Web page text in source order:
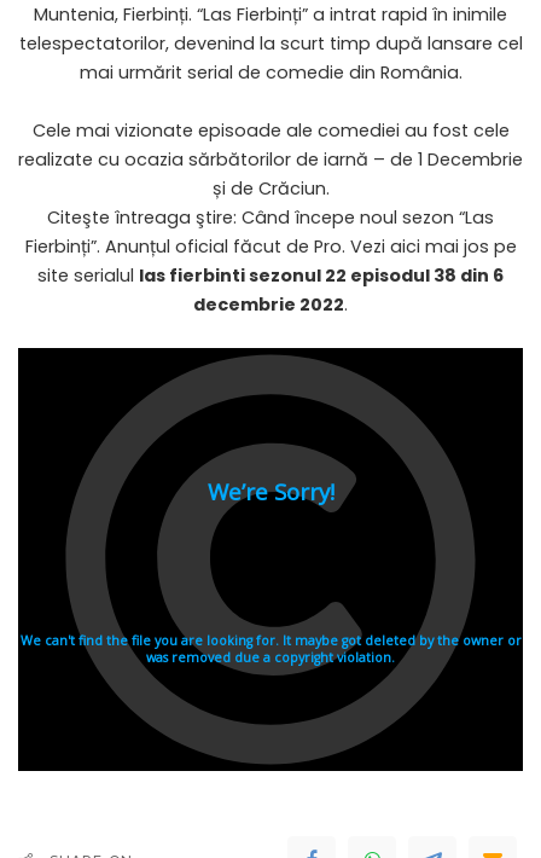
Muntenia, Fierbinți. “Las Fierbinți” a intrat rapid în inimile
telespectatorilor, devenind la scurt timp după lansare cel
mai urmărit serial de comedie din România.
Cele mai vizionate episoade ale comediei au fost cele
realizate cu ocazia sărbătorilor de iarnă – de 1 Decembrie
și de Crăciun.
Citeşte întreaga ştire: Când începe noul sezon “Las
Fierbinți”. Anunțul oficial făcut de Pro. Vezi aici mai jos pe
site serialul las fierbinti sezonul 22 episodul 38 din 6
decembrie 2022.